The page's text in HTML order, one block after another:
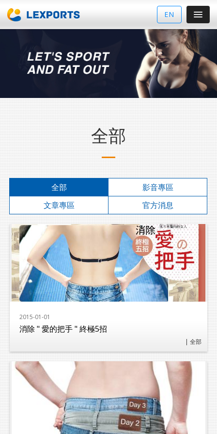
Lexports 勵動風潮
EN
全部
全部
影音專區
文章專區
官方消息
2015-01-01
消除 " 愛的把手 " 終極5招
| 全部